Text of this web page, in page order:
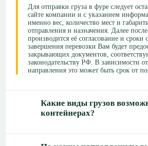
Для отправки груза в фуре следует
сайте компании и с указанием
именно вес, количество мест и
отправления и назначения. Далее
производится её согласование и сроки
завершения перевозки Вам будет
закрывающих документов,
законодательству РФ. В зависимости
направления это может быть срок от
Какие виды грузов
контейнерах?